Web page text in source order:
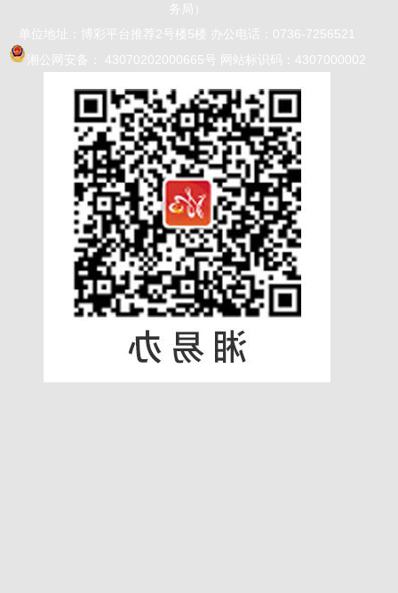
务局）
单位地址：博彩平台推荐2号楼5楼 办公电话：0736-7256521
湘公网安备： 43070202000665号
网站标识码：4307000002